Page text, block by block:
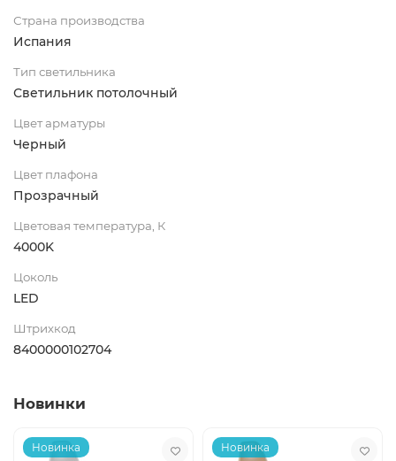
Страна производства
Испания
Тип светильника
Светильник потолочный
Цвет арматуры
Черный
Цвет плафона
Прозрачный
Цветовая температура, К
4000K
Цоколь
LED
Штрихкод
8400000102704
Новинки
Новинка Новинка